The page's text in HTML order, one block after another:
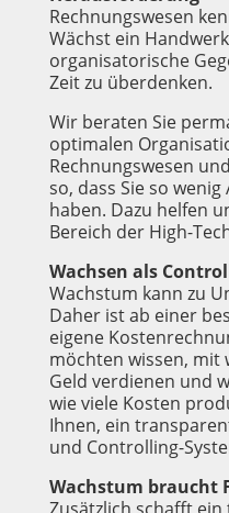
Rechnungswesen
Wächst ein
organisatorische
Zeit zu überdenken.
Wir beraten Sie
optimalen
Rechnungswesen
so, dass Sie so
haben. Dazu helfen
Bereich der High-
Wachsen als
Wachstum kann zu
Daher ist ab einer
eigene
möchten wissen, mit
Geld verdienen und
wie viele Kosten
Ihnen, ein
und Controlling-
Wachstum braucht